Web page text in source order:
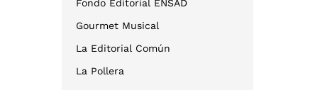
Fondo Editorial ENSAD
Gourmet Musical
La Editorial Común
La Pollera